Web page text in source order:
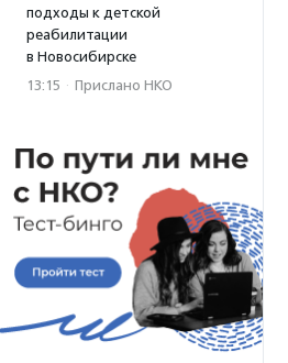
подходы к детской
реабилитации
в Новосибирске
13:15 · Прислано НКО